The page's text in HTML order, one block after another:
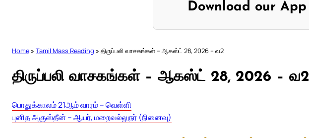
Download our App
Home » Tamil Mass Reading » திருப்பலி வாசகங்கள் – ஆகஸ்ட் 28, 2026 – வ2
திருப்பலி வாசகங்கள் – ஆகஸ்ட் 28, 2026 – வ2
பொதுக்காலம் 21ஆம் வாரம் – வெள்ளி
புனித அகுஸ்தீன் – ஆயர், மறைவல்லுநர் (நினைவு)